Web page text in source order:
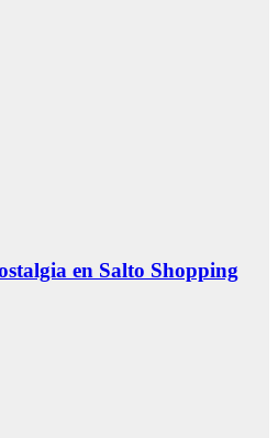
en Salto Shopping